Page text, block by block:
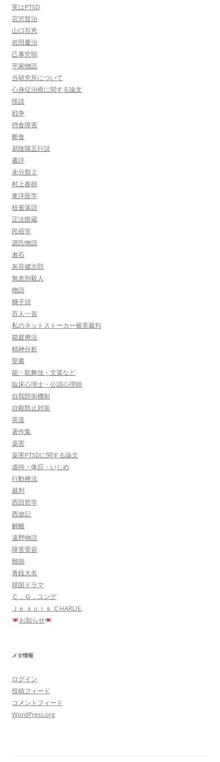
実はPTSD
宮沢賢治
山口百恵
岩田慶治
己事究明
平家物語
当研究所について
心身症治療に関する論文
怪談
戦争
摂食障害
断食
易陰陽五行説
書評
未分類２
村上春樹
東洋医学
枝雀落語
正法眼蔵
民俗学
源氏物語
漱石
灰谷健次郎
無差別殺人
物語
獅子頭
百人一首
私のネットストーカー被害裁判
箱庭療法
精神分析
聖書
能・歌舞伎・文楽など
臨床心理士・公認心理師
自我防衛機制
自殺防止対策
茶道
著作集
薬害
薬害PTSDに関する論文
虐待・体罰・いじめ
行動療法
裁判
西田哲学
西遊記
解離
遠野物語
障害受容
難病
青銭大名
韓国ドラマ
Ｃ．Ｇ，ユング
Ｊｅ ｓｕｉｓ ＣHARLIE.
お知らせ
メタ情報
ログイン
投稿フィード
コメントフィード
WordPress.org